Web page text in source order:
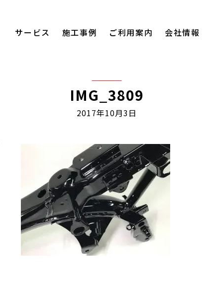
サービス 施工事例 ご利用案内 会社情報
IMG_3809
2017年10月3日